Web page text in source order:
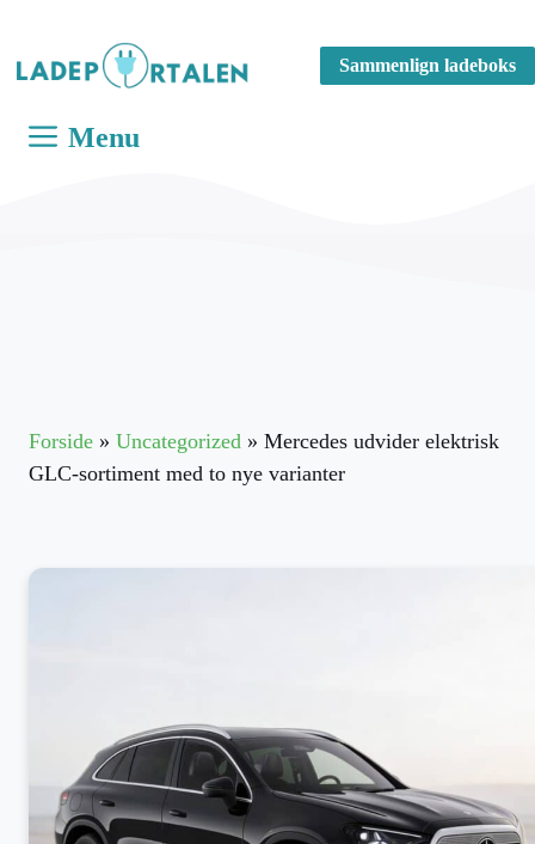
indhold
Menu
Sammenlign ladeboks
Forside » Uncategorized » Mercedes udvider elektrisk
GLC-sortiment med to nye varianter